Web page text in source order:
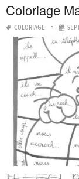
Coloriage
COLORIAGE